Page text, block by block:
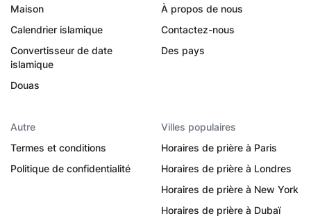
Maison
Calendrier islamique
Convertisseur de date
islamique
Douas
À propos de nous
Contactez-nous
Des pays
Autre
Termes et conditions
Politique de confidentialité
Villes populaires
Horaires de prière à Paris
Horaires de prière à Londres
Horaires de prière à New York
Horaires de prière à Dubaï